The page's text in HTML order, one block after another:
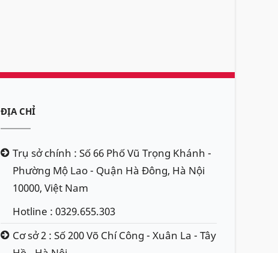
ĐỊA CHỈ
Trụ sở chính : Số 66 Phố Vũ Trọng Khánh -
Phường Mộ Lao - Quận Hà Đông, Hà Nội
10000, Việt Nam
Hotline : 0329.655.303
Cơ sở 2 : Số 200 Võ Chí Công - Xuân La - Tây